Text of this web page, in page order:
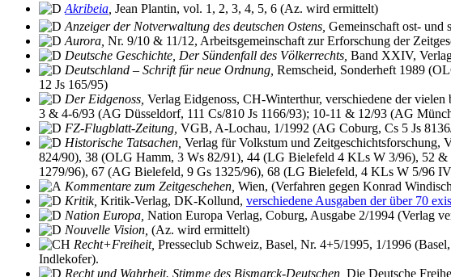
Akribeia Jean Plantin, vol. 1, 2, 3, 4, 5, 6 (Az. wird ermittelt)
Anzeiger der Notverwaltung des deutschen Ostens, Gemeinschaft ost- und
Aurora, Nr. 9/10 & 11/12, Arbeitsgemeinschaft zur Erforschung der
Deutsche Geschichte, Der Sündenfall des Völkerrechts, Band XXIV,
Deutschland – Schrift für neue Ordnung, Remscheid, Sonderheft 1989
12 Js 165/95)
Der Eidgenoss, Verlag Eidgenoss, CH-Winterthur, verschiedene der
3 & 4-6/93 (AG Düsseldorf, 111 Cs/810 Js 1166/93); 10-11 & 12/93 (AG
FZ-Flugblatt-Zeitung, VGB, A-Lochau, 1/1992 (AG Coburg, Cs 5 Js
Historische Tatsachen, Verlag für Volkstum und Zeitgeschichtsforschung,
824/90), 38 (OLG Hamm, 3 Ws 82/91), 44 (LG Bielefeld 4 KLs W 3/96), 52
1279/96), 67 (AG Bielefeld, 9 Gs 1325/96), 68 (LG Bielefeld, 4 KLs W 5/96
Kommentare zum Zeitgeschehen, Wien, (Verfahren gegen Konrad
Kritik, Kritik-Verlag, DK-Kollund, verschiedene Ausgaben der über 70
Nation Europa, Nation Europa Verlag, Coburg, Ausgabe 2/1994 (Verlag
Nouvelle Vision, (Az. wird ermittelt)
Recht+Freiheit, Presseclub Schweiz, Basel, Nr. 4+5/1995, 1/1996
Indlekofer).
Recht und Wahrheit. Stimme des Bismarck-Deutschen, Die Deutsche